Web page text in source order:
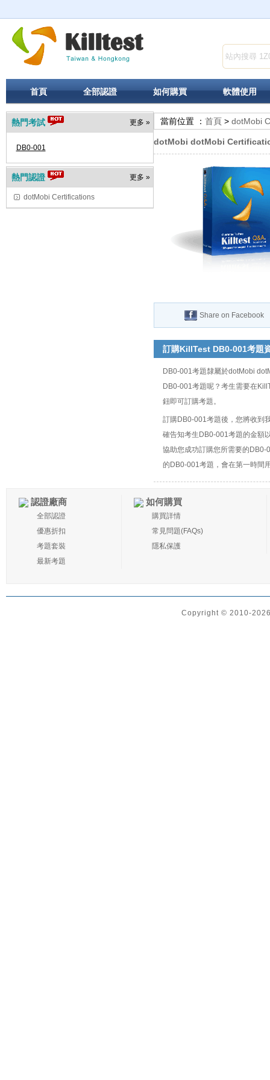
首頁 全部認證 如何購買 軟體使用
更多 »
熱門考試
DB0-001
更多 »
熱門認證
dotMobi Certifications
當前位置 ： 首頁 > dotMobi
dotMobi dotMobi
Share on Facebook
訂購KillTest DB0-001考題
DB0-001考題隸屬於dotMobi
DB0-001考題呢？考生需要在
鈕即可訂購考題。
訂購DB0-001考題後，您將收到
確告知考生DB0-001考題的金額
協助您成功訂購您所需要的DB0-
的DB0-001考題，會在第一時間
認證廠商
全部認證
優惠折扣
考題套裝
最新考題
如何購買
購買詳情
常見問題(FAQs)
隱私保護
Copyright © 2010-